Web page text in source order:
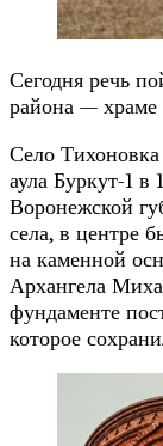
Сегодня речь
района — храме
Село Тихоновка
аула Буркут-1 в
Воронежской
села, в центре
на каменной
Архангела
фундаменте
которое